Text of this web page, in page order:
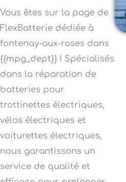
Vous êtes sur la page de
FlexBatterie dédiée à
fontenay-aux-roses dans
{{mpg_dept}} ! Spécialisés
dans la réparation de
batteries pour
trottinettes électriques,
vélos électriques et
voiturettes électriques,
nous garantissons un
service de qualité et